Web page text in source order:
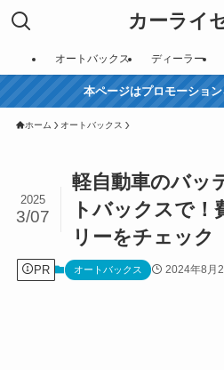
カーライ
オートバックス ディーラー
本ページはプロモーション
ホーム オートバックス
軽自動車のバッ
トバックスで
リーをチェック
2025
3/07
PR オートバックス 2024年8月